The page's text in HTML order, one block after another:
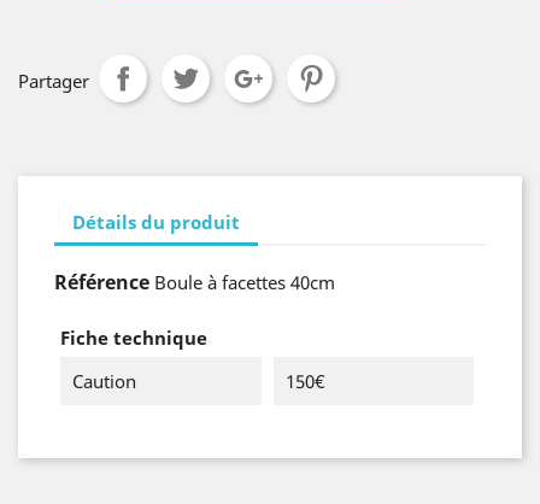
Partager
Détails du produit
Référence Boule à facettes 40cm
Fiche technique
Caution
150€